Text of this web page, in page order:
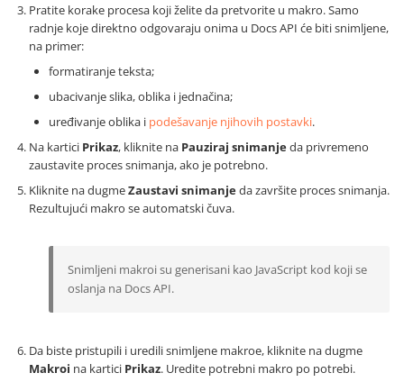
Pratite korake procesa koji želite da pretvorite u makro. Samo
radnje koje direktno odgovaraju onima u Docs API će biti snimljene,
na primer:
formatiranje teksta;
ubacivanje slika, oblika i jednačina;
uređivanje oblika i podešavanje njihovih postavki.
Na kartici Prikaz, kliknite na Pauziraj snimanjeda privremeno
zaustavite proces snimanja, ako je potrebno.
Kliknite na dugmeZaustavi snimanjeda završite proces snimanja.
Rezultujući makro se automatski čuva.
Snimljeni makroi su generisani kao JavaScript kod koji se
oslanja na Docs API.
Da biste pristupili i uredili snimljene makroe, kliknite na dugme
Makroi na kartici Prikaz. Uredite potrebni makro po potrebi.